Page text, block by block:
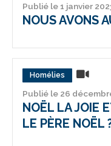
Publié le 1 janvier
NOUS AVONS
Homélies
Publié le 26
NOËL LA JOIE
LE PÈRE NOËL